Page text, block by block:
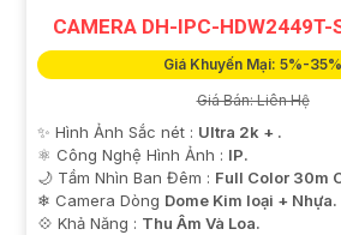
CAMERA DH-IPC-HDW2449T-
Giá Khuyến Mại: 5%-35%
Giá Bán: Liên Hệ
✨ Hình Ảnh Sắc nét : Ultra 2k + .
⚛️ Công Nghệ Hình Ảnh : IP.
🌙 Tầm Nhìn Ban Đêm : Full Color 30m
❄ Camera Dòng Dome Kim loại + Nhựa.
️💠 Khả Năng : Thu Âm Và Loa.